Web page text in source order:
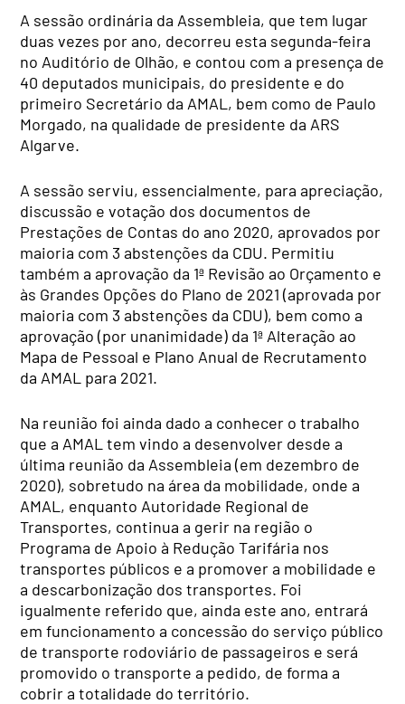
A sessão ordinária da Assembleia, que tem lugar
duas vezes por ano, decorreu esta segunda-feira
no Auditório de Olhão, e contou com a presença de
40 deputados municipais, do presidente e do
primeiro Secretário da AMAL, bem como de Paulo
Morgado, na qualidade de presidente da ARS
Algarve.
A sessão serviu, essencialmente, para apreciação,
discussão e votação dos documentos de
Prestações de Contas do ano 2020, aprovados por
maioria com 3 abstenções da CDU. Permitiu
também a aprovação da 1ª Revisão ao Orçamento e
às Grandes Opções do Plano de 2021 (aprovada por
maioria com 3 abstenções da CDU), bem como a
aprovação (por unanimidade) da 1ª Alteração ao
Mapa de Pessoal e Plano Anual de Recrutamento
da AMAL para 2021.
Na reunião foi ainda dado a conhecer o trabalho
que a AMAL tem vindo a desenvolver desde a
última reunião da Assembleia (em dezembro de
2020), sobretudo na área da mobilidade, onde a
AMAL, enquanto Autoridade Regional de
Transportes, continua a gerir na região o
Programa de Apoio à Redução Tarifária nos
transportes públicos e a promover a mobilidade e
a descarbonização dos transportes. Foi
igualmente referido que, ainda este ano, entrará
em funcionamento a concessão do serviço público
de transporte rodoviário de passageiros e será
promovido o transporte a pedido, de forma a
cobrir a totalidade do território.